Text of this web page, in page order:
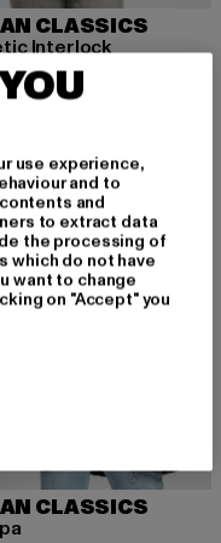
DKK
CLASSICS
Interlock
DKKpris: 250,88 DKK
392,00 DKK
CLASSICS
use experience,
and to
and
to extract data
the processing of
which do not have
want to change
on "Accept" you